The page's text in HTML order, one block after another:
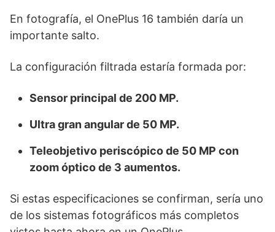
En fotografía, el OnePlus 16 también daría un
importante salto.
La configuración filtrada estaría formada por:
Sensor principal de 200 MP.
Ultra gran angular de 50 MP.
Teleobjetivo periscópico de 50 MP con
zoom óptico de 3 aumentos.
Si estas especificaciones se confirman, sería uno
de los sistemas fotográficos más completos